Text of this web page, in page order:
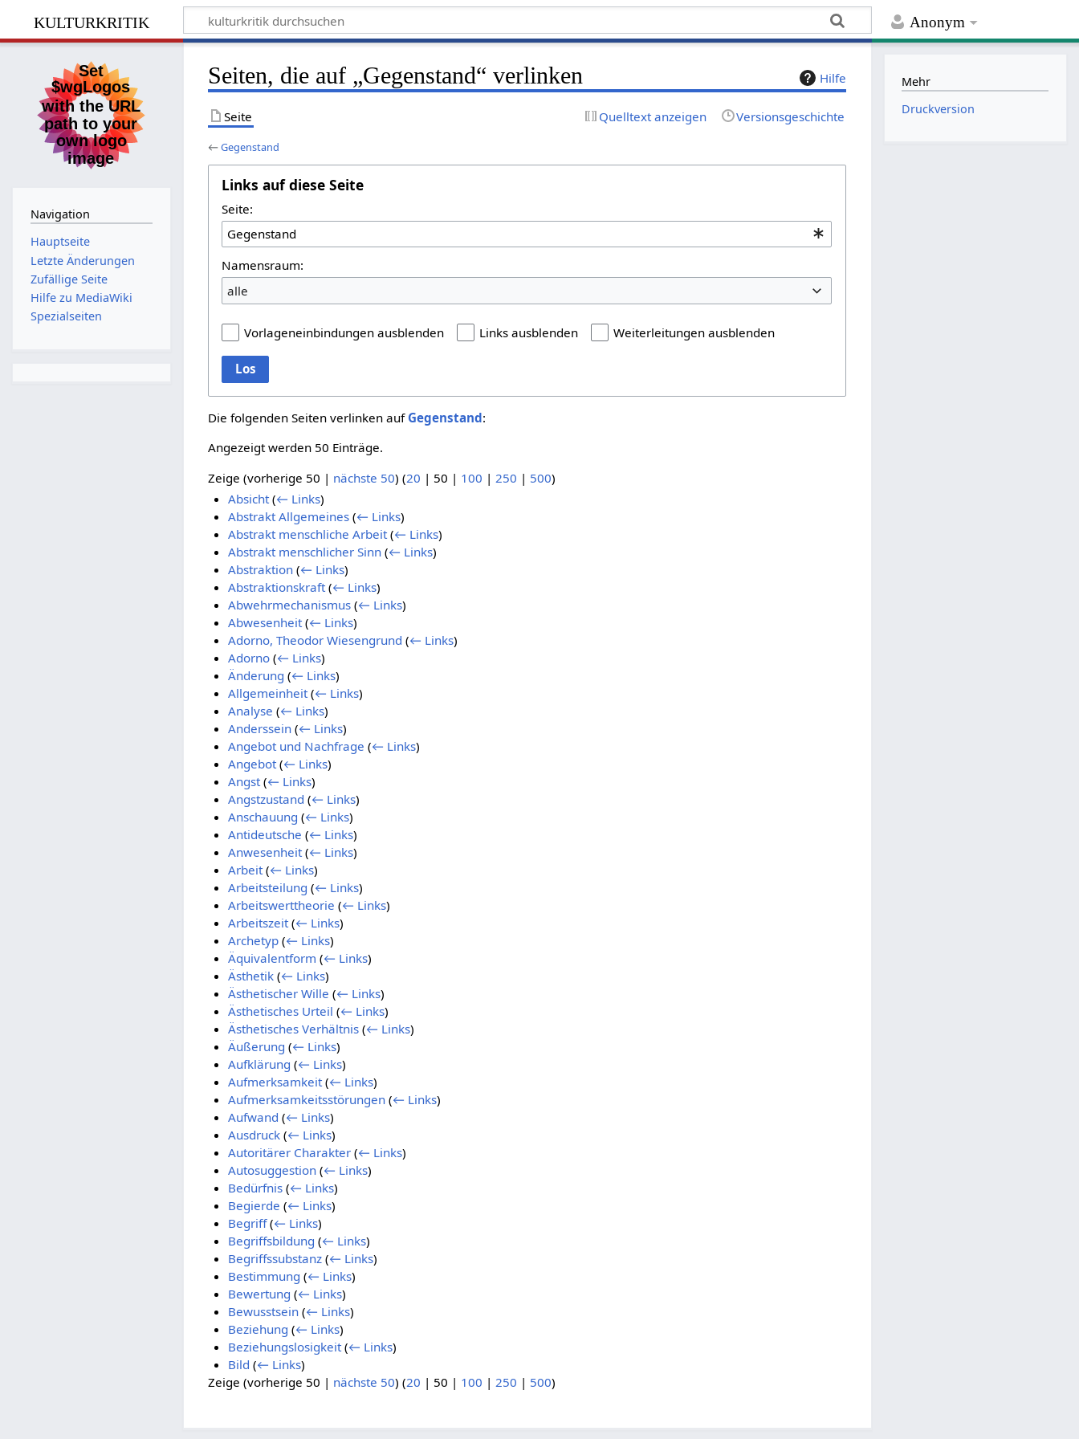
Anonym
kulturkritik
Hilfe
Seiten, die auf „Gegenstand“ verlinken
Seite Quelltext anzeigen Versionsgeschichte
←Gegenstand
Links auf diese Seite
Seite:
Namensraum:
alle
Vorlageneinbindungen ausblenden Links ausblenden Weiterleitungen ausblenden
Los
Die folgenden Seiten verlinken auf Gegenstand:
Angezeigt werden 50 Einträge.
Zeige (vorherige 50 | nächste 50) (20 | 50 | 100 | 250 | 500)
Absicht (← Links)
Abstrakt Allgemeines (← Links)
Abstrakt menschliche Arbeit (← Links)
Abstrakt menschlicher Sinn (← Links)
Abstraktion (← Links)
Abstraktionskraft (← Links)
Abwehrmechanismus (← Links)
Abwesenheit (← Links)
Adorno, Theodor Wiesengrund (← Links)
Adorno (← Links)
Änderung (← Links)
Allgemeinheit (← Links)
Analyse (← Links)
Anderssein (← Links)
Angebot und Nachfrage (← Links)
Angebot (← Links)
Angst (← Links)
Angstzustand (← Links)
Anschauung (← Links)
Antideutsche (← Links)
Anwesenheit (← Links)
Arbeit (← Links)
Arbeitsteilung (← Links)
Arbeitswerttheorie (← Links)
Arbeitszeit (← Links)
Archetyp (← Links)
Äquivalentform (← Links)
Ästhetik (← Links)
Ästhetischer Wille (← Links)
Ästhetisches Urteil (← Links)
Ästhetisches Verhältnis (← Links)
Äußerung (← Links)
Aufklärung (← Links)
Aufmerksamkeit (← Links)
Aufmerksamkeitsstörungen (← Links)
Aufwand (← Links)
Ausdruck (← Links)
Autoritärer Charakter (← Links)
Autosuggestion (← Links)
Bedürfnis (← Links)
Begierde (← Links)
Begriff (← Links)
Begriffsbildung (← Links)
Begriffssubstanz (← Links)
Bestimmung (← Links)
Bewertung (← Links)
Bewusstsein (← Links)
Beziehung (← Links)
Beziehungslosigkeit (← Links)
Bild (← Links)
Zeige (vorherige 50 | nächste 50) (20 | 50 | 100 |250 | 500)
Navigation
Hauptseite
Letzte Änderungen
Zufällige Seite
Hilfe zu MediaWiki
Spezialseiten
Mehr
Druckversion